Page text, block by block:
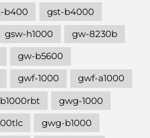
b400
gst-b4000
gsw-h1000
gw-8230b
gw-b5600
gwf-1000
gwf-a1000
gwg-1000
gwg-b1000